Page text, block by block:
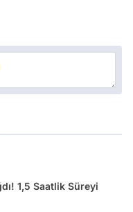
1,5 Saatlik Süreyi